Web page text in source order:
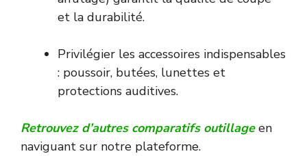
et la durabilité.
Privilégier les accessoires indispensables
: poussoir, butées, lunettes et
protections auditives.
Retrouvez d’autres comparatifs outillageen
naviguant sur notre plateforme.